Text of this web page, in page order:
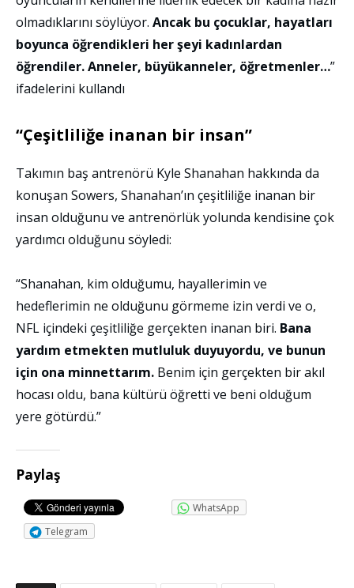
olmadıklarını söylüyor. Ancak bu çocuklar, hayatları
boyunca öğrendikleri her şeyi kadınlardan
öğrendiler. Anneler, büyükanneler, öğretmenler…”
ifadelerini kullandı
“Çeşitliliğe inanan bir insan”
Takımın baş antrenörü Kyle Shanahan hakkında da
konuşan Sowers, Shanahan’ın çeşitliliğe inanan bir
insan olduğunu ve antrenörlük yolunda kendisine çok
yardımcı olduğunu söyledi:
“Shanahan, kim olduğumu, hayallerimin ve
hedeflerimin ne olduğunu görmeme izin verdi ve o,
NFL içindeki çeşitliliğe gerçekten inanan biri. Bana
yardım etmekten mutluluk duyuyordu, ve bunun
için ona minnettarım. Benim için gerçekten bir akıl
hocası oldu, bana kültürü öğretti ve beni olduğum
yere götürdü.”
Paylaş
WhatsApp
Telegram